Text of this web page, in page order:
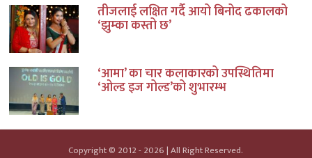
तीजलाई लक्षित गर्दै आयो बिनोद ढकालको
‘झुम्का कस्तो छ’
‘आमा’ का चार कलाकारको उपस्थितिमा
‘ओल्ड इज गोल्ड’को शुभारम्भ
Copyright © 2012 - 2026 | All Right Reserved.